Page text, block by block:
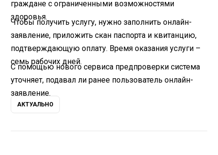
граждане с ограниченными возможностями
здоровья.
Чтобы получить услугу, нужно заполнить онлайн-
заявление, приложить скан паспорта и квитанцию,
подтверждающую оплату. Время оказания услуги –
семь рабочих дней.
С помощью нового сервиса предпроверки система
уточняет, подавал ли ранее пользователь онлайн-
заявление.
АКТУАЛЬНО